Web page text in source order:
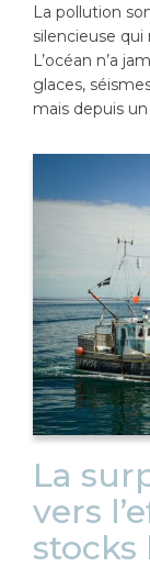
La pollution
silencieuse qui
L’océan n’a
glaces,
mais depuis
La
vers
stocks